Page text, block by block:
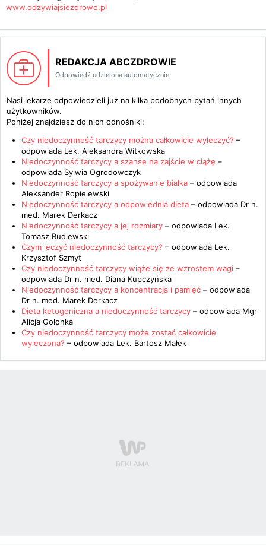
www.odzywiajsiezdrowo.pl
REDAKCJA ABCZDROWIE
Odpowiedź udzielona automatycznie
Nasi lekarze odpowiedzieli już na kilka podobnych pytań innych
użytkowników.
Poniżej znajdziesz do nich odnośniki:
Czy niedoczynność tarczycy można całkowicie wyleczyć? –
odpowiada Lek. Aleksandra Witkowska
Niedoczynność tarczycy a szanse na zajście w ciążę –
odpowiada Sylwia Ogrodowczyk
Niedoczynność tarczycy a spożywanie białka – odpowiada
Aleksander Ropielewski
Niedoczynność tarczycy a odpowiednia dieta – odpowiada Dr n.
med. Marek Derkacz
Niedoczynność tarczycy a jej rozmiary – odpowiada Lek.
Tomasz Budlewski
Czym leczyć niedoczynność tarczycy? – odpowiada Lek.
Krzysztof Szmyt
Czy niedoczynność tarczycy wiąże się ze wzrostem wagi –
odpowiada Dr n. med. Diana Kupczyńska
Niedoczynność tarczycy a koncentracja i pamięć – odpowiada
Dr n. med. Marek Derkacz
Dieta ketogeniczna a niedoczynność tarczycy – odpowiada Mgr
Alicja Golonka
Czy niedoczynność tarczycy może zostać całkowicie
wyleczona? – odpowiada Lek. Bartosz Małek